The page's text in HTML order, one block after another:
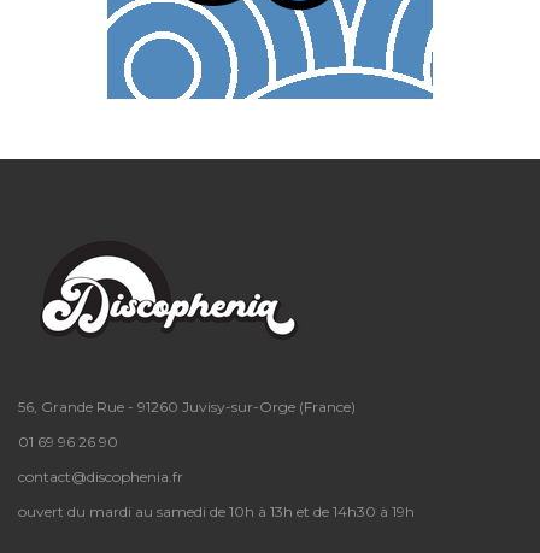
56, Grande Rue - 91260 Juvisy-sur-Orge (France)
01 69 96 26 90
contact@discophenia.fr
ouvert du mardi au samedi de 10h à 13h et de 14h30 à 19h